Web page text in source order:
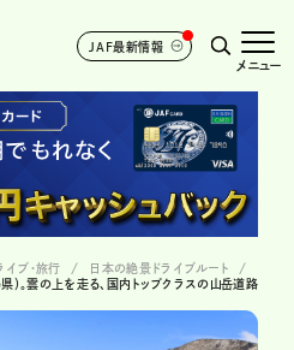
JAF最新情報
メニュー
イブ･旅行
日本の絶景ドライブルート
）。雲の上を走る、国内トップクラスの山岳道路